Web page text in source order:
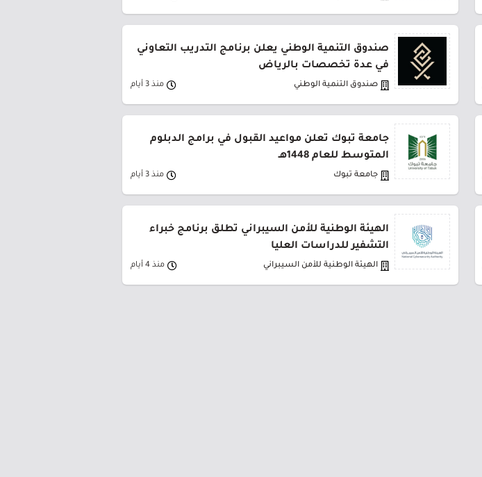
صندوق التنمية الوطني يعلن برنامج التدريب التعاوني
في عدة تخصصات بالرياض
صندوق التنمية الوطني منذ 3 أيام
جامعة تبوك تعلن مواعيد القبول في برامج الدبلوم
المتوسط للعام 1448هـ
جامعة تبوك منذ 3 أيام
الهيئة الوطنية للأمن السيبراني تطلق برنامج خبراء
التشفير للدراسات العليا
الهيئة الوطنية للأمن السيبراني منذ 4 أيام